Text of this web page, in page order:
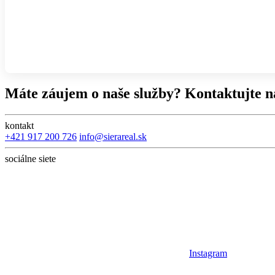
Máte záujem o naše služby? Kontaktujte
kontakt
+421 917 200 726 info@sierareal.sk
sociálne siete
Instagram